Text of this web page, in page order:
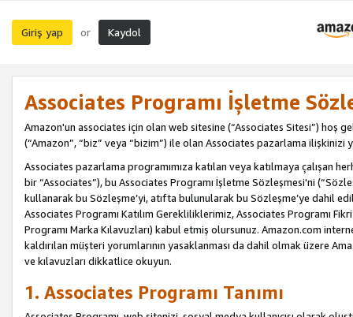
Giriş yap or Kaydol
Associates Programı İşletme
Amazon'un associates için olan web sitesine (“Associates Sitesi”) hoş
(“Amazon”, “biz” veya “bizim”) ile olan Associates pazarlama ilişkinizi
Associates pazarlama programımıza katılan veya katılmaya çalışan
bir “Associates”), bu Associates Programı İşletme Sözleşmesi'ni
kullanarak bu Sözleşme’yi, atıfta bulunularak bu Sözleşme’ye dahil
Associates Programı Katılım Gerekliliklerimiz, Associates Programı
Programı Marka Kılavuzları) kabul etmiş olursunuz. Amazon.com
kaldırılan müşteri yorumlarının yasaklanması da dahil olmak üzere
ve kılavuzları dikkatlice okuyun.
1. Associates Programı Tanımı